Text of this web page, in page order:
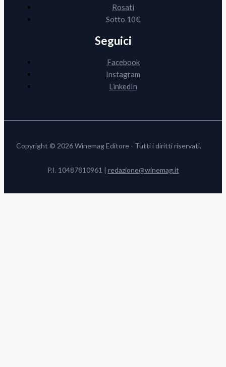
Rosati
Sotto 10€
Seguici
Facebook
Instagram
LinkedIn
Copyright © 2026 Winemag Editore - Tutti i diritti riservati.
P.I. 10487810961 | redazione@winemag.it